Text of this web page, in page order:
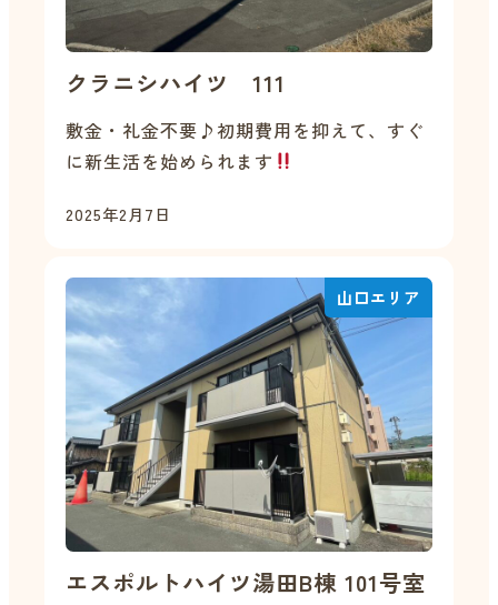
クラニシハイツ 111
敷金・礼金不要♪初期費用を抑えて、すぐ
に新生活を始められます
2025年2月7日
山口エリア
エスポルトハイツ湯田B棟 101号室